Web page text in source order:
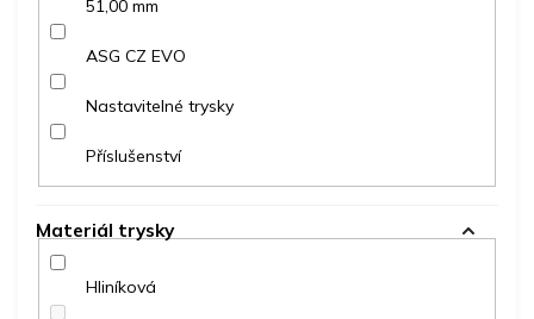
51,00 mm
ASG CZ EVO
Nastavitelné trysky
Příslušenství
Materiál trysky
Hliníková